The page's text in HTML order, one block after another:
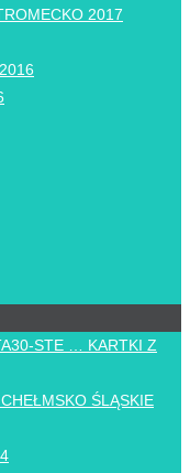
2017
STE … KARTKI Z
ŚLĄSKIE